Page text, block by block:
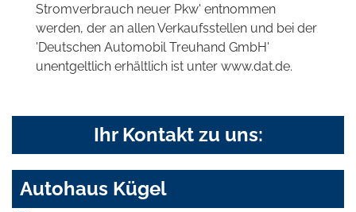
Stromverbrauch neuer Pkw' entnommen
werden, der an allen Verkaufsstellen und bei der
'Deutschen Automobil Treuhand GmbH'
unentgeltlich erhältlich ist unter www.dat.de.
Ihr Kontakt zu uns:
Autohaus Kügel